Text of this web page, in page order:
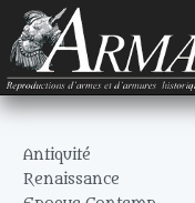
Antiquité
Renaissance